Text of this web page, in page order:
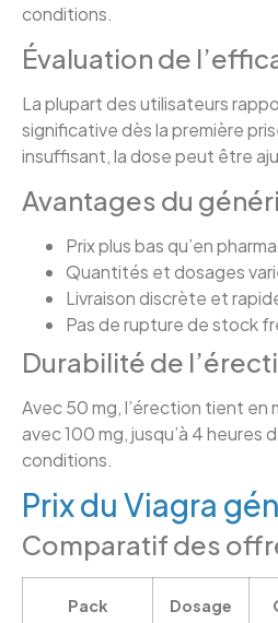
conditions.
Évaluation de
La plupart des utilisateurs
significative dès la première
insuffisant, la dose peut être
Avantages du
Prix plus bas qu’en
Quantités et dosages
Livraison discrète et
Pas de rupture de stock
Durabilité de
Avec 50 mg, l’érection tient en
avec 100 mg, jusqu’à 4 heures
conditions.
Prix du Viagra
Comparatif des
Pack Dosage